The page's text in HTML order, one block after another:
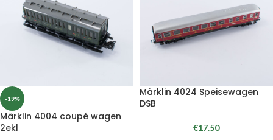
-19%
Märklin 4004 coupé wagen
2ekl
Märklin 4024 Speisewagen
DSB
€17.50